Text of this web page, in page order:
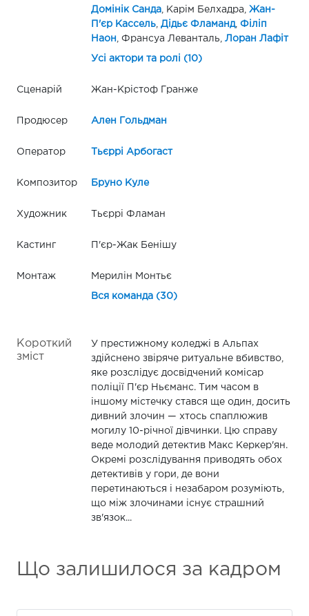
Домінік Санда, Карім Белхадра,
Жан-
П'єр Кассель, Дідьє Фламанд, Філіп
Наон , Франсуа Леванталь, Лоран Лафіт
Усі актори та ролі (10)
Сценарій Жан-Крістоф Гранже
Продюсер Ален Гольдман
Оператор Тьєррі Арбогаст
Композитор Бруно Куле
Художник Тьєррі Фламан
Кастинг П'єр-Жак Бенішу
Монтаж Мерилін Монтьє
Вся команда (30)
Короткий
зміст
У престижному коледжі в Альпах
здійснено звіряче ритуальне вбивство,
яке розслідує досвідчений комісар
поліції П'єр Ньєманс. Тим часом в
іншому містечку стався ще один, досить
дивний злочин — хтось спаплюжив
могилу 10-річної дівчинки. Цю справу
веде молодий детектив Макс Керкер'ян.
Окремі розслідування приводять обох
детективів у гори, де вони
перетинаються і незабаром розуміють,
що між злочинами існує страшний
зв'язок...
Що залишилося за кадром